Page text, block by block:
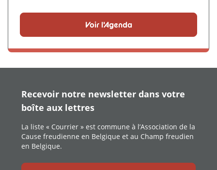
Voir l'Agenda
Recevoir notre newsletter dans votre
boîte aux lettres
La liste « Courrier » est commune à l’Association de la
Cause freudienne en Belgique et au Champ freudien
en Belgique.